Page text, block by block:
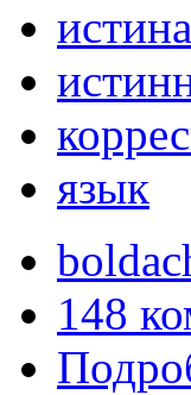
истина
язык
148